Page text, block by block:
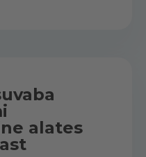
alates